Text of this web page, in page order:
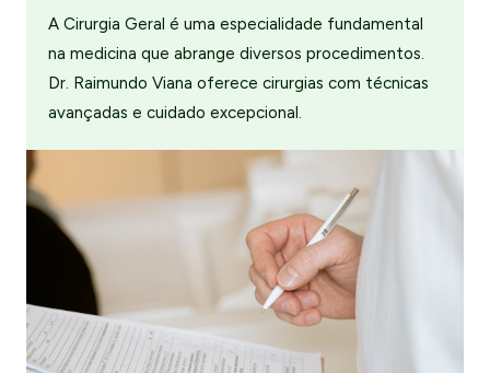
A Cirurgia Geral é uma especialidade fundamental
na medicina que abrange diversos procedimentos.
Dr. Raimundo Viana oferece cirurgias com técnicas
avançadas e cuidado excepcional.